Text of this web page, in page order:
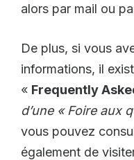
alors par mail ou
De plus, si vous
informations, il
« Frequently
d’une « Foire aux
vous pouvez
également de